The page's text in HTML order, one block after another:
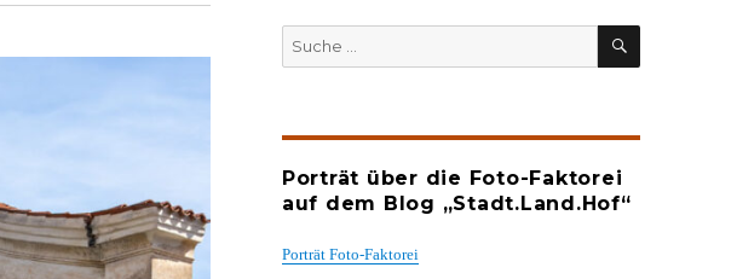
SUCHEN
Porträt über die Foto-Faktorei
auf dem Blog „Stadt.Land.Hof“
Porträt Foto-Faktorei